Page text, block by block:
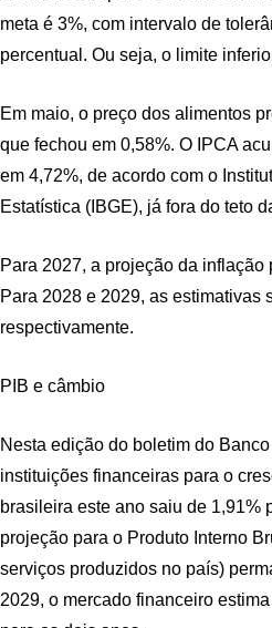
meta é 3%, com intervalo de
percentual. Ou seja, o limite
Em maio, o preço dos alimentos
que fechou em 0,58%. O IPCA
em 4,72%, de acordo com o
Estatística (IBGE), já fora do teto
Para 2027, a projeção da inflação
Para 2028 e 2029, as estimativas
respectivamente.
PIB e câmbio
Nesta edição do boletim do
instituições financeiras para o
brasileira este ano saiu de 1,91%
projeção para o Produto Interno
serviços produzidos no país)
2029, o mercado financeiro